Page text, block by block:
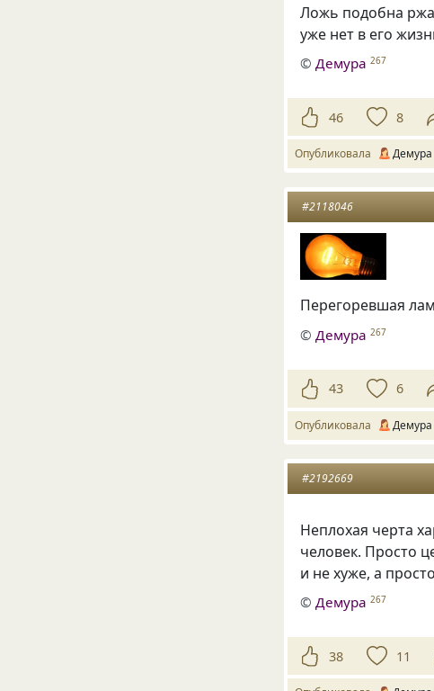
Ложь подобна
уже нет в его
©Демура 267
46 8
Опубликовала Демура
#2118046
Перегоревшая
© Демура 267
43 6
Опубликовала Демура
#2192669
Неплохая черта
человек. Просто
и не хуже, а
©Демура 267
38 11